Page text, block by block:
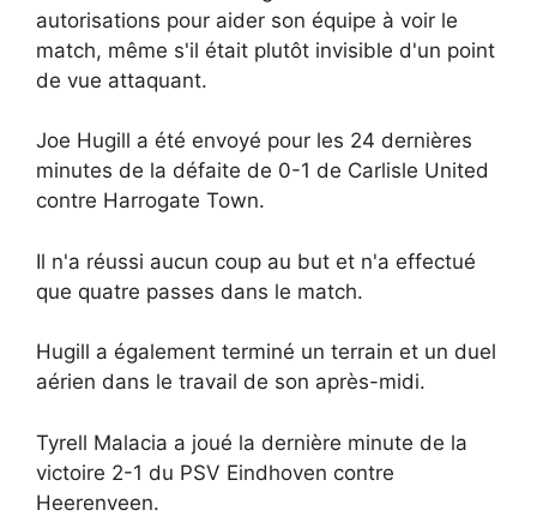
autorisations pour aider son équipe à voir le
match, même s'il était plutôt invisible d'un point
de vue attaquant.
Joe Hugill a été envoyé pour les 24 dernières
minutes de la défaite de 0-1 de Carlisle United
contre Harrogate Town.
Il n'a réussi aucun coup au but et n'a effectué
que quatre passes dans le match.
Hugill a également terminé un terrain et un duel
aérien dans le travail de son après-midi.
Tyrell Malacia a joué la dernière minute de la
victoire 2-1 du PSV Eindhoven contre
Heerenveen.